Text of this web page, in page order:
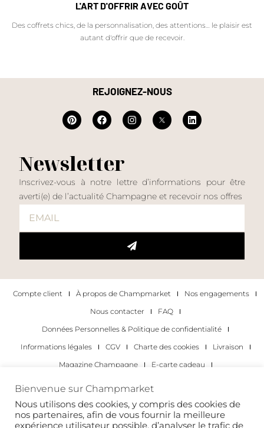
L'ART D'OFFRIR AVEC GOÛT
Des coffrets chics, de la personnalisation, des attentions… le plaisir est
autant d'offrir que de recevoir.
REJOIGNEZ-NOUS
Newsletter
Inscrivez-vous à notre lettre d’informations pour être
averti(e) de l’actualité Champagne et recevoir nos offres
Compte client À propos de Champmarket
Nos engagements
Nous contacter
FAQ
Données Personnelles & Politique de confidentialité
Informations légales
CGV Charte des cookies
Livraison
Magazine Champagne
E-carte cadeau
Les occasions pour déguster du champagne
Pour les particuliers
Pour les entreprises
Bienvenue sur Champmarket
Nous utilisons des cookies, y compris des cookies de
nos partenaires, afin de vous fournir la meilleure
expérience utilisateur possible, d’analyser le trafic de